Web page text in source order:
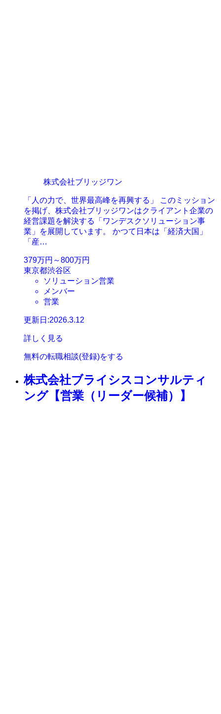
株式会社ブリッジワン
「人の力で、世界最高峰を再興する」 このミッション
を掲げ、株式会社ブリッジワンはクライアント企業の
経営課題を解決する「ワンデスクソリューション事
業」を展開しています。 かつて日本は「経済大国」
「産…
379万円～800万円
東京都渋谷区
ソリューション営業
メンバー
営業
更新日:2026.3.12
詳しく見る
無料の転職相談(登録)をする
株式会社ブライシスコンサルティ
ング【営業（リーダー候補）】